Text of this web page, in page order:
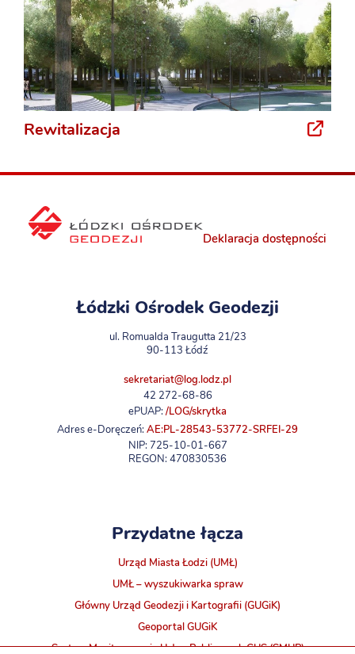
Rewitalizacja
Deklaracja dostępności
Łódzki Ośrodek Geodezji
ul. Romualda Traugutta 21/23
90-113 Łódź
sekretariat@log.lodz.pl
42 272-68-86
ePUAP: /LOG/skrytka
Adres e-Doręczeń: AE:PL-28543-53772-SRFEI-29
NIP: 725-10-01-667
REGON: 470830536
Przydatne łącza
Urząd Miasta Łodzi (UMŁ)
UMŁ – wyszukiwarka spraw
Główny Urząd Geodezji i Kartografii (GUGiK)
Geoportal GUGiK
System Monitorowania Usług Publicznych GUS (SMUP)